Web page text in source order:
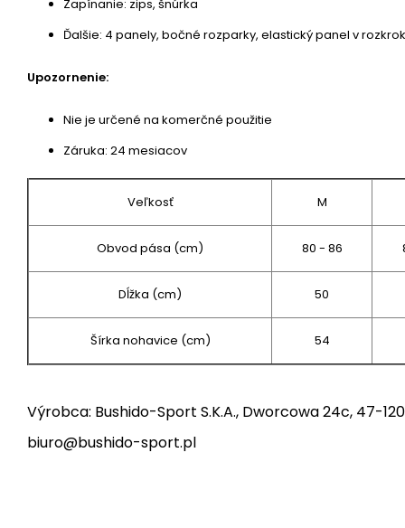
Zapínanie: zips, šnúrka
Ďalšie: 4 panely, bočné rozparky, elastický panel v
Upozornenie:
Nie je určené na komerčné použitie
Záruka: 24 mesiacov
Veľkosť M
Obvod pása (cm) 80 - 86
Dĺžka (cm) 50
Šírka nohavice (cm) 54
Výrobca: Bushido-Sport S.K.A., Dworcowa 24c, 47-
biuro@bushido-sport.pl